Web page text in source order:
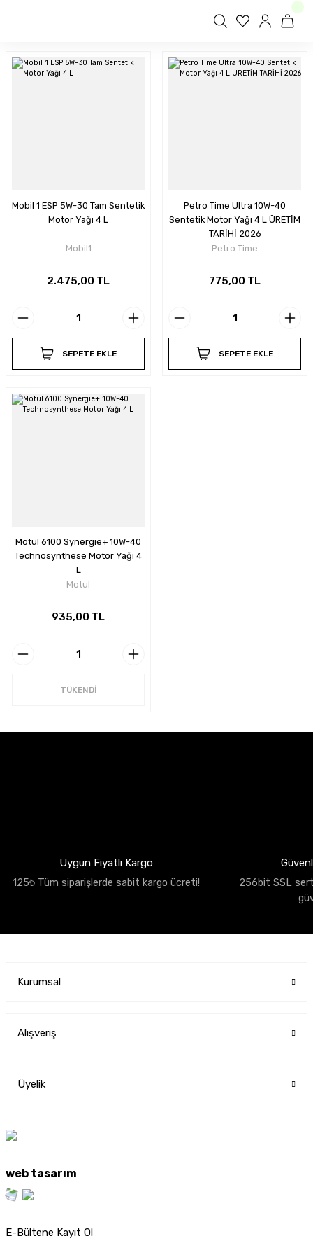
Mobil 1 ESP 5W-30 Tam Sentetik
Motor Yağı 4 L
Mobil1
2.475,00 TL
SEPETE EKLE
Petro Time Ultra 10W-40
Sentetik Motor Yağı 4 L ÜRETİM
TARİHİ 2026
Petro Time
775,00 TL
SEPETE EKLE
Motul 6100 Synergie+ 10W-40
Technosynthese Motor Yağı 4
L
Motul
935,00 TL
TÜKENDİ
Uygun Fiyatlı Kargo
125₺ Tüm siparişlerde sabit kargo ücreti!
256bit SSL
Kurumsal
Alışveriş
Üyelik
web tasarım
E-Bültene Kayıt Ol